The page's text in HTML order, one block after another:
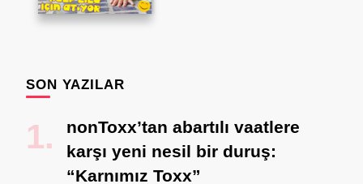
SON YAZILAR
nonToxx’tan abartılı vaatlere
karşı yeni nesil bir duruş:
“Karnımız Toxx”